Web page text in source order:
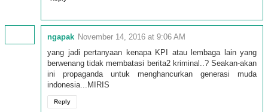
ngapak November 14, 2016 at 9:06 AM
yang jadi pertanyaan kenapa KPI atau lembaga lain yang
berwenang tidak membatasi berita2 kriminal..? Seakan-akan
ini propaganda untuk menghancurkan generasi muda
indonesia...MIRIS
Reply